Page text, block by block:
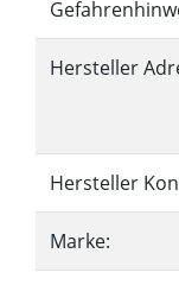
Hersteller
Hersteller
Marke: